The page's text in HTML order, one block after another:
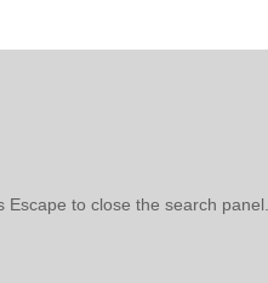
Escape to close the search panel.